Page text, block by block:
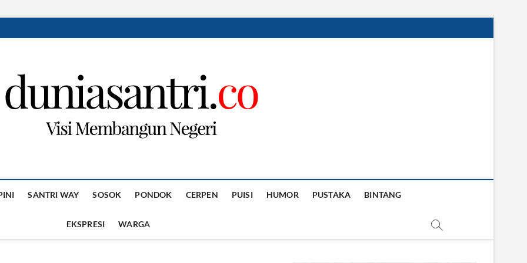
SANTRI WAY SOSOK PONDOK CERPEN PUISI HUMOR PUSTAKA BINTANG
EKSPRESI WARGA